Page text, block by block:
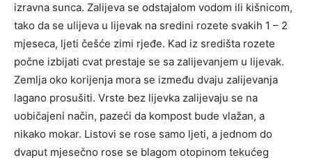
izravna sunca. Zalijeva se odstajalom vodom ili kišnicom,
tako da se ulijeva u lijevak na sredini rozete svakih 1 – 2
mjeseca, ljeti češće zimi rjeđe. Kad iz središta rozete
počne izbijati cvat prestaje se sa zalijevanjem u lijevak.
Zemlja oko korijenja mora se između dvaju zalijevanja
lagano prosušiti. Vrste bez lijevka zalijevaju se na
uobičajeni način, pazeći da kompost bude vlažan, a
nikako mokar. Listovi se rose samo ljeti, a jednom do
dvaput mjesečno rose se blagom otopinom tekućeg